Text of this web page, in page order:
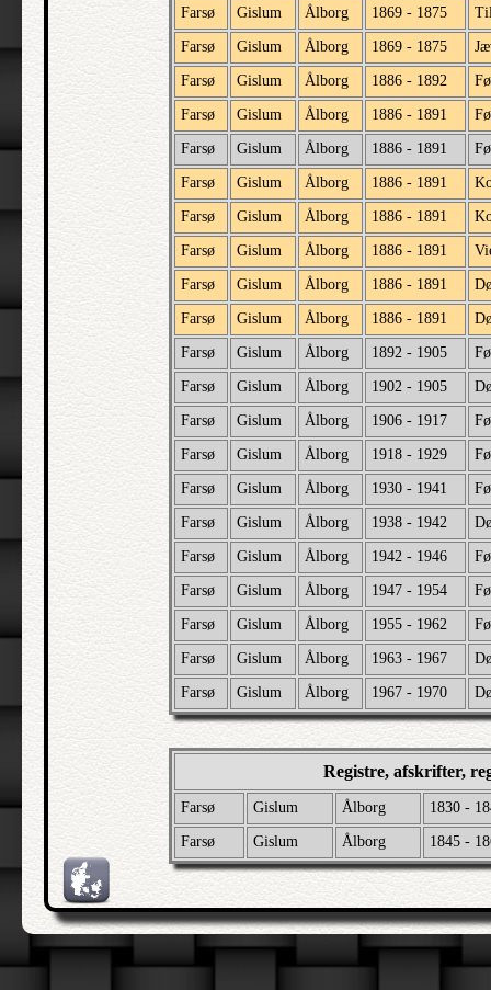
Farsø Gislum Ålborg 1869 - 1875
Farsø Gislum Ålborg 1869 - 1875
Farsø Gislum Ålborg 1886 - 1892
Farsø Gislum Ålborg 1886 - 1891
Farsø Gislum Ålborg 1886 - 1891
Farsø Gislum Ålborg 1886 - 1891
Farsø Gislum Ålborg 1886 - 1891
Farsø Gislum Ålborg 1886 - 1891
Farsø Gislum Ålborg 1886 - 1891
Farsø Gislum Ålborg 1886 - 1891
Farsø Gislum Ålborg 1892 - 1905
Farsø Gislum Ålborg 1902 - 1905
Farsø Gislum Ålborg 1906 - 1917
Farsø Gislum Ålborg 1918 - 1929
Farsø Gislum Ålborg 1930 - 1941
Farsø Gislum Ålborg 1938 - 1942
Farsø Gislum Ålborg 1942 - 1946
Farsø Gislum Ålborg 1947 - 1954
Farsø Gislum Ålborg 1955 - 1962
Farsø Gislum Ålborg 1963 - 1967
Farsø Gislum Ålborg 1967 - 1970
Registre, afskrifter,
Farsø Gislum Ålborg 1830 -
Farsø Gislum Ålborg 1845 -